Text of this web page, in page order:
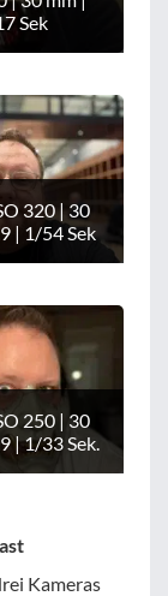
Sek
320 | 30
| 1/54 Sek
250 | 30
| 1/33 Sek.
Kameras